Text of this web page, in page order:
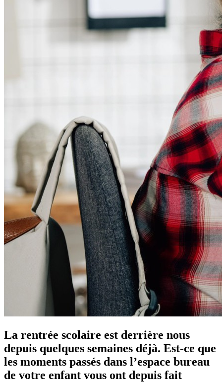
La rentrée scolaire est derrière nous
depuis quelques semaines déjà. Est-ce que
les moments passés dans l’espace bureau
de votre enfant vous ont depuis fait